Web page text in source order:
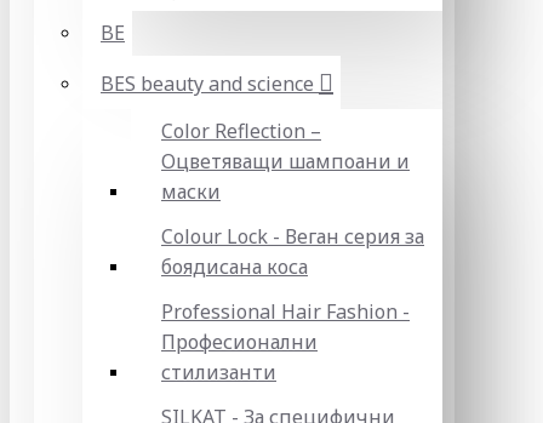
BE
BES beauty and science
Color Reflection –
Оцветяващи шампоани и
маски
Colour Lock - Веган серия за
боядисана коса
Professional Hair Fashion -
Професионални
стилизанти
SILKAT - За специфични